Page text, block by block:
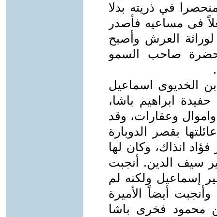
في ذريته بدلا
فى مساعيه فأصدر
الجديد لوراثة العرش وأصبح
صاحب السمو
الخديوى اسماعيل
ابراهيم باشا،
وعقارات، وقد
بقصر الدوبارة
انذاك، وكان لها
سيف الدين. أنجبت
إسماعيل ولكنه لم
أيضاً الأميرة
من محمود فخرى باشا